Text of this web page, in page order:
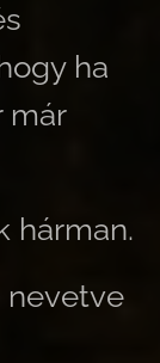
ha
már
hárman.
nevetve